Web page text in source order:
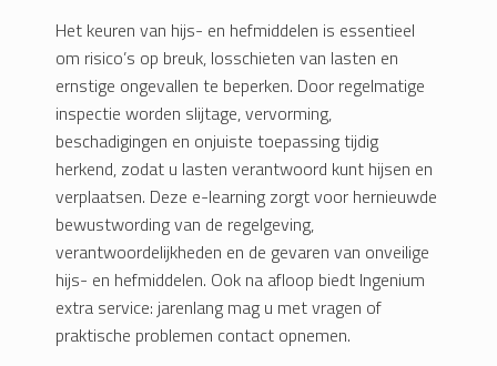
Het keuren van hijs- en hefmiddelen is essentieel
om risico’s op breuk, losschieten van lasten en
ernstige ongevallen te beperken. Door regelmatige
inspectie worden slijtage, vervorming,
beschadigingen en onjuiste toepassing tijdig
herkend, zodat u lasten verantwoord kunt hijsen en
verplaatsen. Deze e-learning zorgt voor hernieuwde
bewustwording van de regelgeving,
verantwoordelijkheden en de gevaren van onveilige
hijs- en hefmiddelen. Ook na afloop biedt Ingenium
extra service: jarenlang mag u met vragen of
praktische problemen contact opnemen.